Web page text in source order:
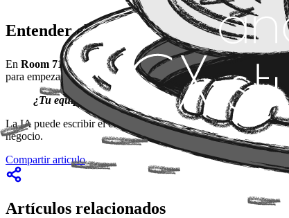
Entender el Negocio para Entrenar la
En Room 714, creemos que la IA solo brilla cuando está
para empezar a construir "ventajas competitivas". Si el equipo
¿Tu equipo está enfocado en cerrar tickets de Jira o en
La IA puede escribir el código, pero no puede definir la
negocio.
Compartir articulo
Artículos relacionados